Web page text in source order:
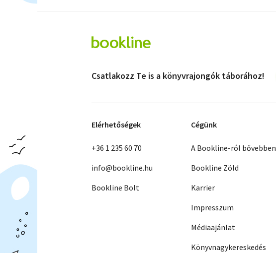
Csatlakozz Te is a könyvrajongók táborához!
Elérhetőségek
+36 1 235 60 70
info@bookline.hu
Bookline Bolt
Cégünk
A Bookline-ról bővebben
Bookline Zöld
Karrier
Impresszum
Médiaajánlat
Könyvnagykereskedés